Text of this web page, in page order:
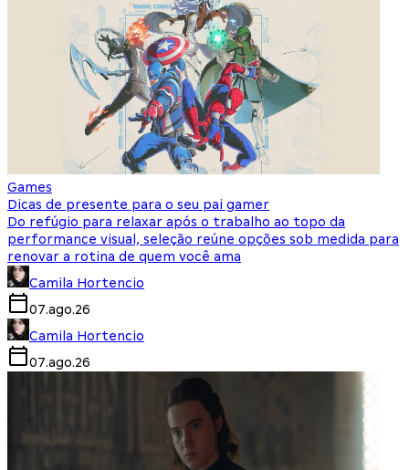
Games
Dicas de presente para o seu pai gamer
Do refúgio para relaxar após o trabalho ao topo da
performance visual, seleção reúne opções sob medida para
renovar a rotina de quem você ama
Camila Hortencio
07.ago.26
Camila Hortencio
07.ago.26